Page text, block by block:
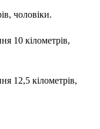
чоловіки.
10 кілометрів,
12,5 кілометрів,